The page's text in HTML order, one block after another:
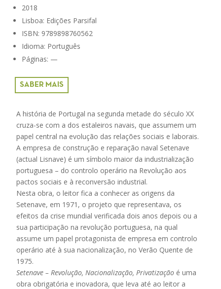
2018
Lisboa: Edições Parsifal
ISBN: 9789898760562
Idioma: Português
Páginas: —
SABER MAIS
A história de Portugal na segunda metade do século XX
cruza-se com a dos estaleiros navais, que assumem um
papel central na evolução das relações sociais e laborais.
A empresa de construção e reparação naval Setenave
(actual Lisnave) é um símbolo maior da industrialização
portuguesa – do controlo operário na Revolução aos
pactos sociais e à reconversão industrial.
Nesta obra, o leitor fica a conhecer as origens da
Setenave, em 1971, o projeto que representava, os
efeitos da crise mundial verificada dois anos depois ou a
sua participação na revolução portuguesa, na qual
assume um papel protagonista de empresa em controlo
operário até à sua nacionalização, no Verão Quente de
1975.
Setenave – Revolução, Nacionalização, Privatização é uma
obra obrigatória e inovadora, que leva até ao leitor a